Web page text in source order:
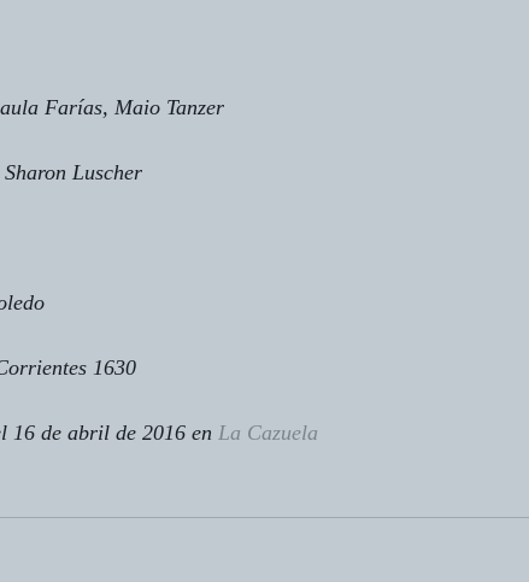
Farías, Maio Tanzer
Luscher
1630
16 de abril de 2016 en La Cazuela